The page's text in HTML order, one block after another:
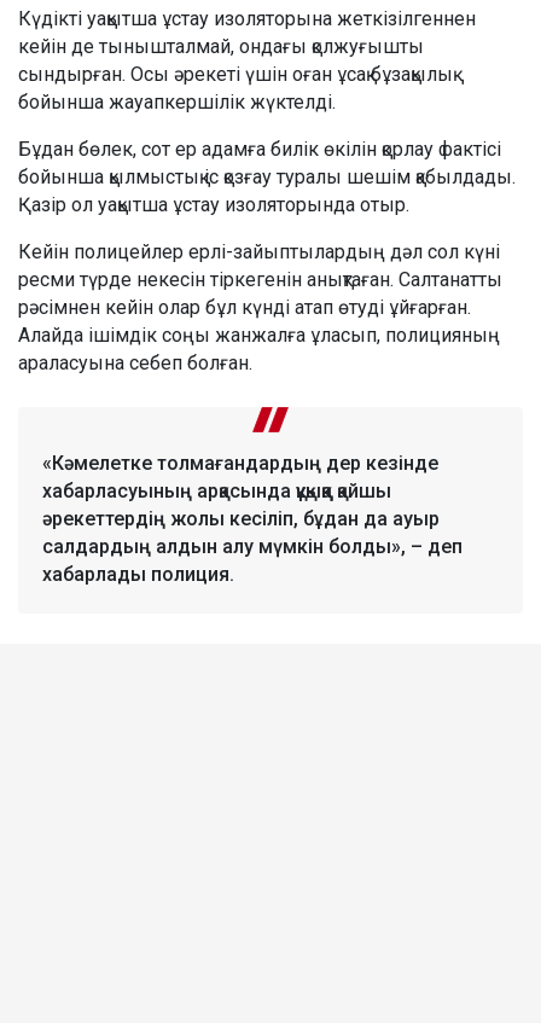
Күдікті уақытша ұстау изоляторына жеткізілгеннен
кейін де тынышталмай, ондағы қолжуғышты
сындырған. Осы әрекеті үшін оған ұсақ бұзақылық
бойынша жауапкершілік жүктелді.
Бұдан бөлек, сот ер адамға билік өкілін қорлау фактісі
бойынша қылмыстық іс қозғау туралы шешім қабылдады.
Қазір ол уақытша ұстау изоляторында отыр.
Кейін полицейлер ерлі-зайыптылардың дәл сол күні
ресми түрде некесін тіркегенін анықтаған. Салтанатты
рәсімнен кейін олар бұл күнді атап өтуді ұйғарған.
Алайда ішімдік соңы жанжалға ұласып, полицияның
араласуына себеп болған.
«Кәмелетке толмағандардың дер кезінде
хабарласуының арқасында құқыққа қайшы
әрекеттердің жолы кесіліп, бұдан да ауыр
салдардың алдын алу мүмкін болды», – деп
хабарлады полиция.